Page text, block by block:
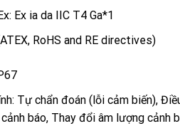
Ex ia da IIC T4 Ga*1
RoHS and RE directives)
Tự chẩn đoán (lỗi cảm biến),
báo, Thay đổi âm lượng cảnh